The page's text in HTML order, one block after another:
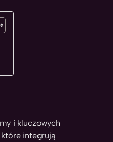
i kluczowych
które integrują